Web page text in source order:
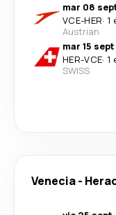
mar 08
VCE-HER· 1
Austrian
mar 15 sept
HER-VCE· 1
SWISS
Venecia-